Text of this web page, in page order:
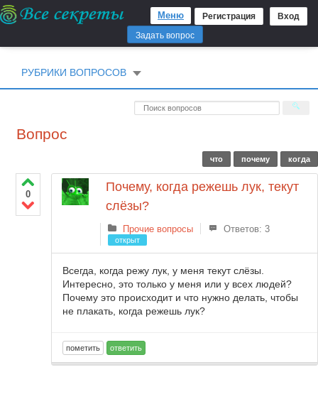
Регистрация Вход
Меню
Задать вопрос
РУБРИКИ ВОПРОСОВ
Вопрос
что почему когда
0
Почему, когда режешь лук, текут
слёзы?
Прочие вопросы Ответов: 3
открыт
Всегда, когда режу лук, у меня текут слёзы.
Интересно, это только у меня или у всех людей?
Почему это происходит и что нужно делать, чтобы
не плакать, когда режешь лук?